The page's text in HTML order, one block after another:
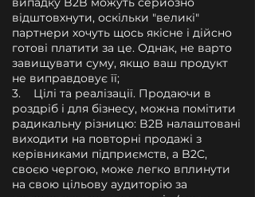
відштовхнути, оскільки "великі"
партнери хочуть щось якісне і дійсно
готові платити за це. Однак, не варто
завищувати суму, якщо ваш продукт
не виправдовує її;
3. Цілі та реалізації. Продаючи в
роздріб і для бізнесу, можна помітити
радикальну різницю: B2B налаштовані
виходити на повторні продажі з
керівниками підприємств, а B2C,
своєю чергою, може легко вплинути
на свою цільову аудиторію за